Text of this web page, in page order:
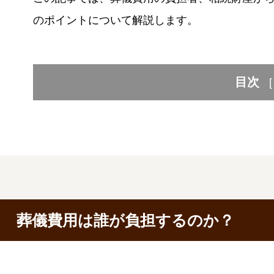
のポイントについて解説します。
目次 [
葬儀費用は誰が負担するのか？